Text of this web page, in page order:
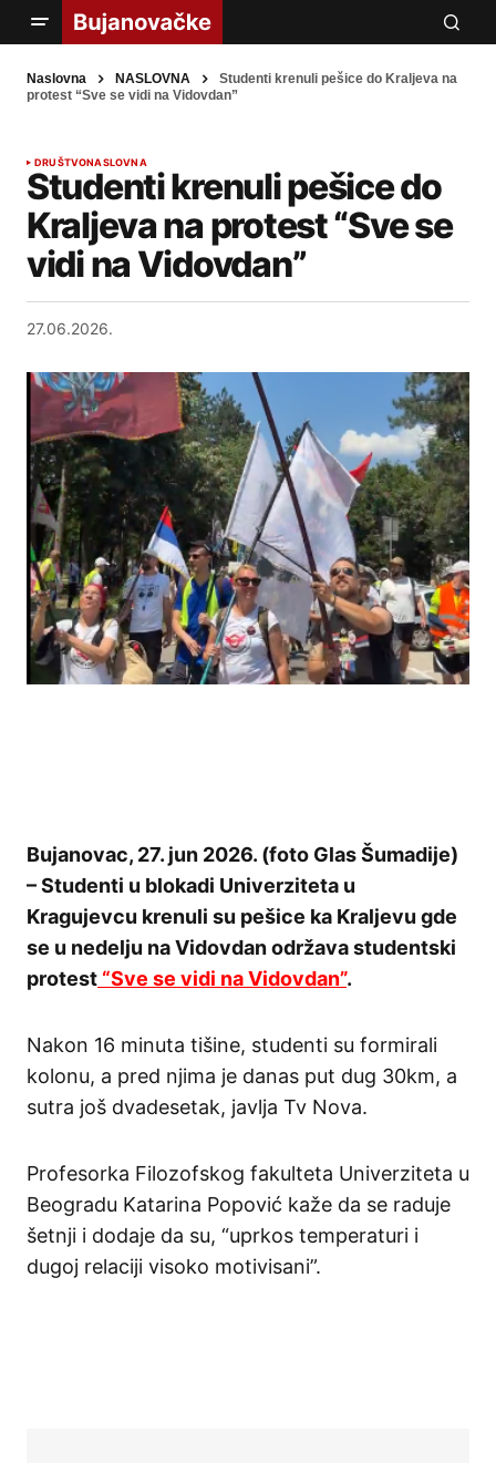
Naslovna NASLOVNA
Studenti krenuli pešice do Kraljeva na
protest “Sve se vidi na Vidovdan”
DRUŠTVONASLOVNA
Studenti krenuli pešice do
Kraljeva na protest “Sve se
vidi na Vidovdan”
27.06.2026.
Bujanovac, 27. jun 2026. (foto Glas Šumadije)
– Studenti u blokadi Univerziteta u
Kragujevcu krenuli su pešice ka Kraljevu gde
se u nedelju na Vidovdan održava studentski
protest “Sve se vidi na Vidovdan”.
Nakon 16 minuta tišine, studenti su formirali
kolonu, a pred njima je danas put dug 30km, a
sutra još dvadesetak, javlja Tv Nova.
Profesorka Filozofskog fakulteta Univerziteta u
Beogradu Katarina Popović kaže da se raduje
šetnji i dodaje da su, “uprkos temperaturi i
dugoj relaciji visoko motivisani”.